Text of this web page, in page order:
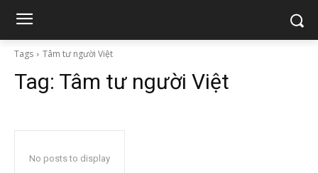
Tags Tâm tư người Việt
Tag: Tâm tư người Việt
No posts to display